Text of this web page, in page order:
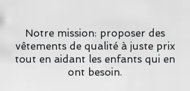
Notre mission: proposer des
vêtements de qualité à juste prix
tout en aidant les enfants qui en
ont besoin.